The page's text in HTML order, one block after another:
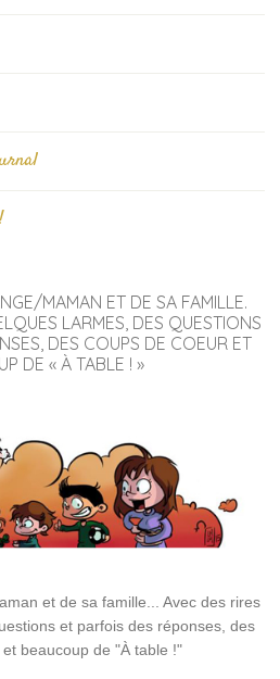
MAMAN ET DE SA FAMILLE.
LARMES, DES QUESTIONS
DES COUPS DE COEUR ET
DE « À TABLE ! »
et de sa famille... Avec des rires
et parfois des réponses, des
beaucoup de "À table !"